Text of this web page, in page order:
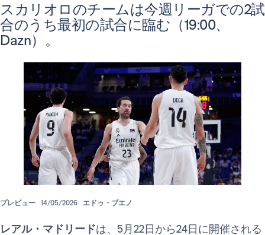
スカリオロのチームは今週リーガでの2試
合のうち最初の試合に臨む（19:00、
Dazn）。
プレビュー 14/05/2026 エドゥ・ブエノ
レアル・マドリードは、5月22日から24日に開催される